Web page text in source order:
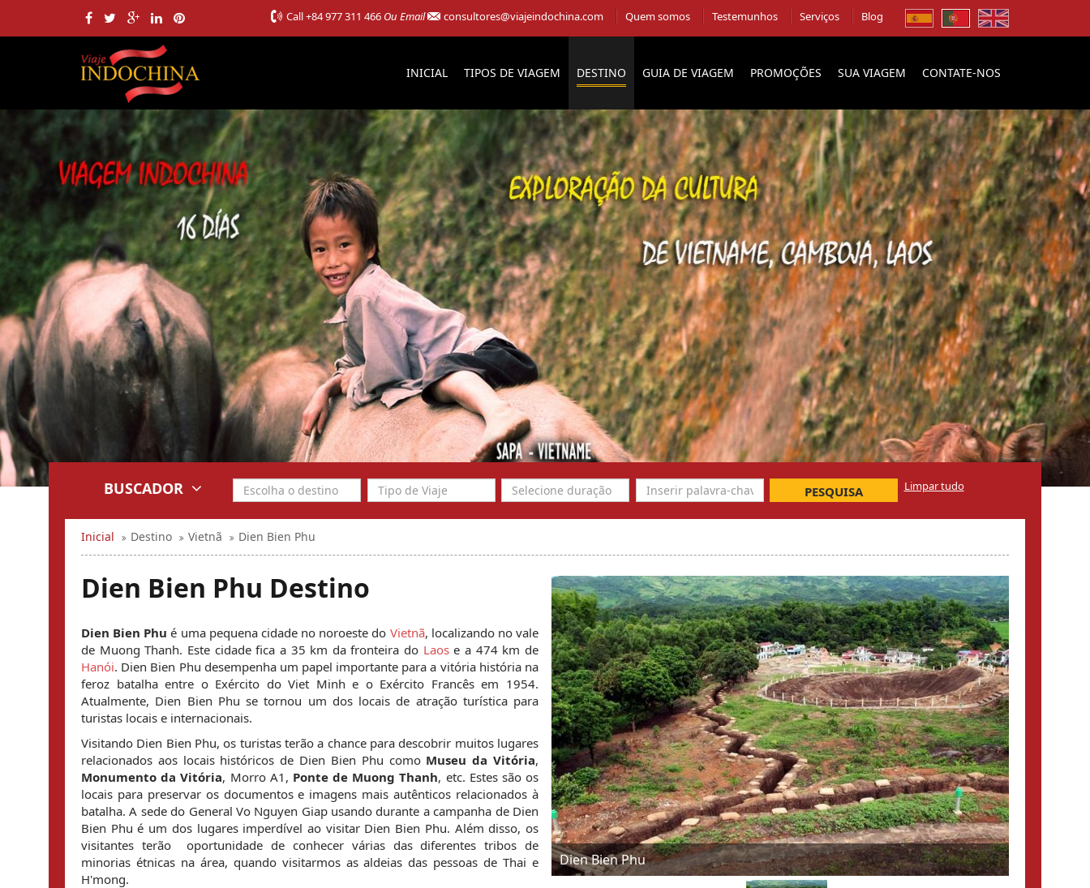
Call+84 977 311 466 Ou Email consultores@viajeindochina.com Quem somos Testemunhos Serviços Blog
INICIAL TIPOS DE VIAGEM DESTINO GUIA DE VIAGEM PROMOÇÕES SUA VIAGEM CONTATE-NOS
BUSCADOR PESQUISA Limpar tudo
Inicial Destino Vietnã Dien Bien Phu
Dien Bien Phu Destino
Dien Bien Phu é uma pequena cidade no noroeste do Vietnã, localizando no vale
de Muong Thanh. Este cidade fica a 35 km da fronteira do Laos
Hanói. Dien Bien Phu desempenha um papel importante para a vitória história na
feroz batalha entre o Exército do Viet Minh e o Exército Francês em 1954.
Atualmente, Dien Bien Phu se tornou um dos locais de atração turística para
turistas locais e internacionais.
Visitando Dien Bien Phu, os turistas terão a chance para descobrir muitos lugares
relacionados aos locais históricos de Dien Bien Phu como Museu da Vitória
Monumento da Vitória, Morro A1, Ponte de Muong Thanh, etc. Estes são os
locais para preservar os documentos e imagens mais autênticos relacionados à
batalha. A sede do General Vo Nguyen Giap usando durante a campanha de Dien
Bien Phu é um dos lugares imperdível ao visitar Dien Bien Phu. Além disso, os
visitantes terão  oportunidade de conhecer várias das diferentes tribos de
minorias étnicas na área, quando visitarmos as aldeias das pessoas de Thai e
H'mong.
Dien Bien Phu